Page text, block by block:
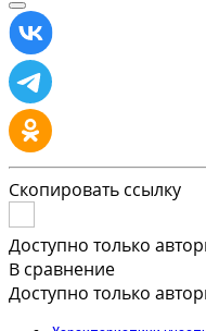
Скопировать ссылку
Доступно только
В сравнение
Доступно только